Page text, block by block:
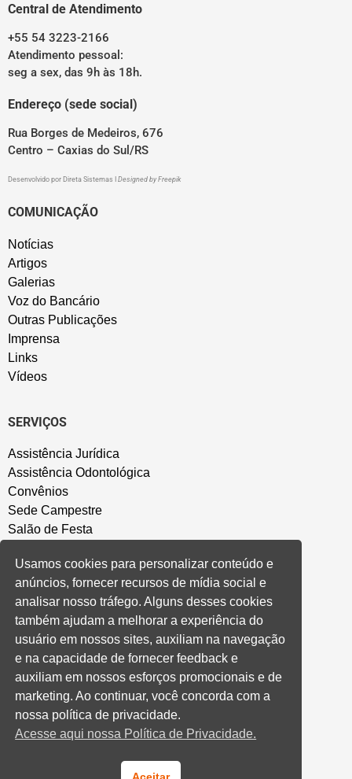
Central de Atendimento
+55 54 3223-2166
Atendimento pessoal:
seg a sex, das 9h às 18h.
Endereço (sede social)
Rua Borges de Medeiros, 676
Centro – Caxias do Sul/RS
Desenvolvido por Direta Sistemas Designed by Freepik
COMUNICAÇÃO
Notícias
Artigos
Galerias
Voz do Bancário
Outras Publicações
Imprensa
Links
Vídeos
SERVIÇOS
Assistência Jurídica
Assistência Odontológica
Convênios
Sede Campestre
Salão de Festa
CONVENÇÃO COLETIVA E ACORDOS
Convenções Coletivas
Banco do Brasil
Caixa Econômica Federal
Banrisul
Privados
Aditivos RS
Cooperativas e Financeiras
Usamos cookies para personalizar conteúdo e
anúncios, fornecer recursos de mídia social e
analisar nosso tráfego. Alguns desses cookies
também ajudam a melhorar a experiência do
usuário em nossos sites, auxiliam na navegação
e na capacidade de fornecer feedback e
auxiliam em nossos esforços promocionais e de
marketing. Ao continuar, você concorda com a
nossa política de privacidade.
Acesse aqui nossa Política de Privacidade.